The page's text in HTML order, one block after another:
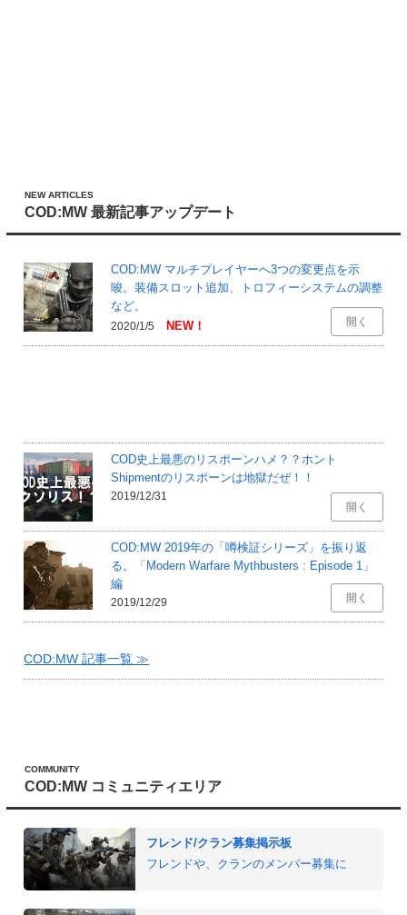
NEW ARTICLES
COD:MW 最新記事アップデート
COD:MW マルチプレイヤーへ3つの変更点を示
唆。装備スロット追加、トロフィーシステムの調整
など。
開く
2020/1/5
COD史上最悪のリスポーンハメ？？ホント
Shipmentのリスポーンは地獄だぜ！！
開く
2019/12/31
COD:MW 2019年の「噂検証シリーズ」を振り返
る。「Modern Warfare Mythbusters : Episode 1」
編
開く
2019/12/29
COD:MW 記事一覧 ≫
COMMUNITY
COD:MW コミュニティエリア
フレンド/クラン募集掲示板
フレンドや、クランのメンバー募集に